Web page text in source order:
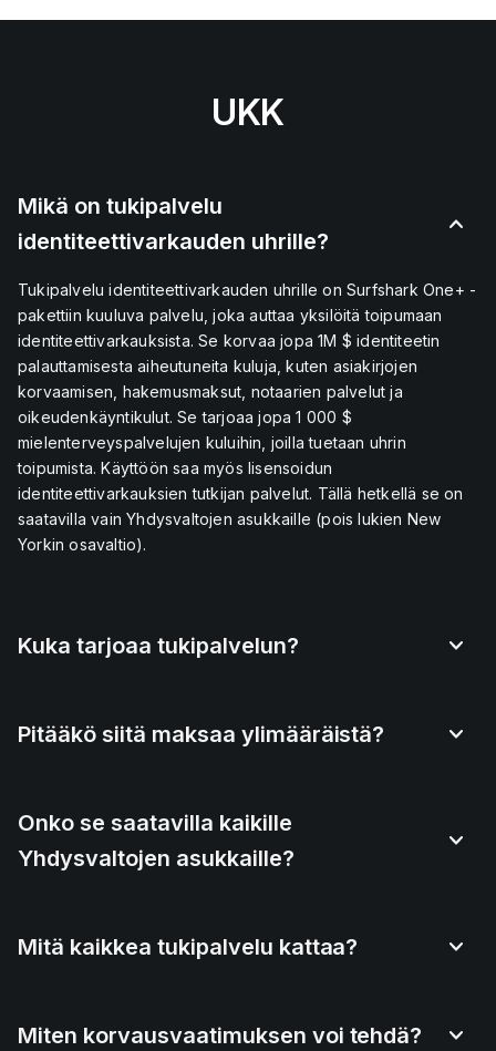
UKK
Mikä on tukipalvelu
identiteettivarkauden uhrille?
Tukipalvelu identiteettivarkauden uhrille on Surfshark One+ -
pakettiin kuuluva palvelu, joka auttaa yksilöitä toipumaan
identiteettivarkauksista. Se korvaa jopa 1M $ identiteetin
palauttamisesta aiheutuneita kuluja, kuten asiakirjojen
korvaamisen, hakemusmaksut, notaarien palvelut ja
oikeudenkäyntikulut. Se tarjoaa jopa 1 000 $
mielenterveyspalvelujen kuluihin, joilla tuetaan uhrin
toipumista. Käyttöön saa myös lisensoidun
identiteettivarkauksien tutkijan palvelut. Tällä hetkellä se on
saatavilla vain Yhdysvaltojen asukkaille (pois lukien New
Yorkin osavaltio).
Kuka tarjoaa tukipalvelun?
Pitääkö siitä maksaa ylimääräistä?
Onko se saatavilla kaikille
Yhdysvaltojen asukkaille?
Mitä kaikkea tukipalvelu kattaa?
Miten korvausvaatimuksen voi tehdä?